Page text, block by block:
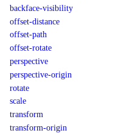
backface-visibility
offset-distance
offset-path
offset-rotate
perspective
perspective-origin
rotate
scale
transform
transform-origin